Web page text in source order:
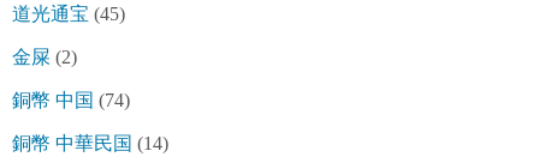
道光通宝 (45)
金屎 (2)
銅幣 中国 (74)
銅幣 中華民国 (14)